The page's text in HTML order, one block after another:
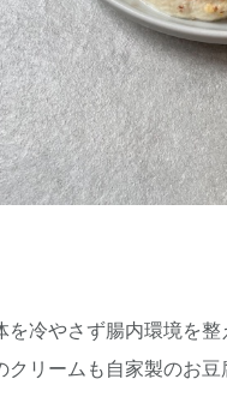
を冷やさず腸内環境を整
クリームも自家製のお